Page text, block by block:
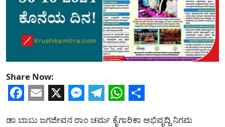
Share Now:
Facebook
Email
X Messenger
Telegram
WhatsApp
Share
ಡಾ ಬಾಬು ಜಗಜೀವನ ರಾಂ ಚರ್ಮ ಕೈಗಾರಿಕಾ ಅಭಿವೃದ್ದಿ ನಿಗಮ